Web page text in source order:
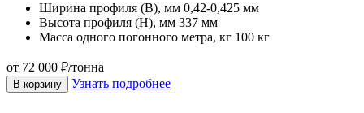
Ширина профиля (B), мм 0,42-0,425 мм
Высота профиля (H), мм 337 мм
Масса одного погонного метра, кг 100 кг
от 72 000 ₽/тонна
В корзину Узнать подробнее